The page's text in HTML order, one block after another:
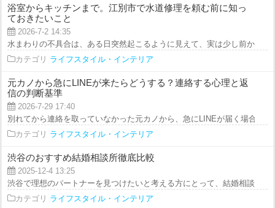
浴室からキッチンまで。江別市で水道修理を頼む前に知っ
ておきたいこと
2026-7-2 14:35
水まわりの不具合は、ある日突然起こるように見えて、実は少し前から小
カテゴリ ライフスタイル・インテリア
元カノから急にLINEが来たらどうする？連絡する心理と返
信の判断基準
2026-7-29 17:40
別れてから連絡を取っていなかった元カノから、急にLINEが届く場合が
カテゴリ ライフスタイル・インテリア
渋谷のおすすめ結婚相談所徹底比較
2025-12-4 13:25
渋谷で理想のパートナーを見つけたいと考える方にとって、結婚相談所は
カテゴリ ライフスタイル・インテリア